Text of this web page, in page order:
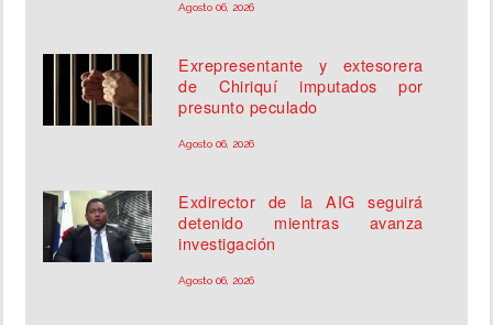
Agosto 06, 2026
Exrepresentante y extesorera
de Chiriquí imputados por
presunto peculado
Agosto 06, 2026
Exdirector de la AIG seguirá
detenido mientras avanza
investigación
Agosto 06, 2026